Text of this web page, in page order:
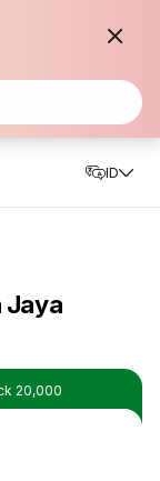
ID
Jaya
20,000